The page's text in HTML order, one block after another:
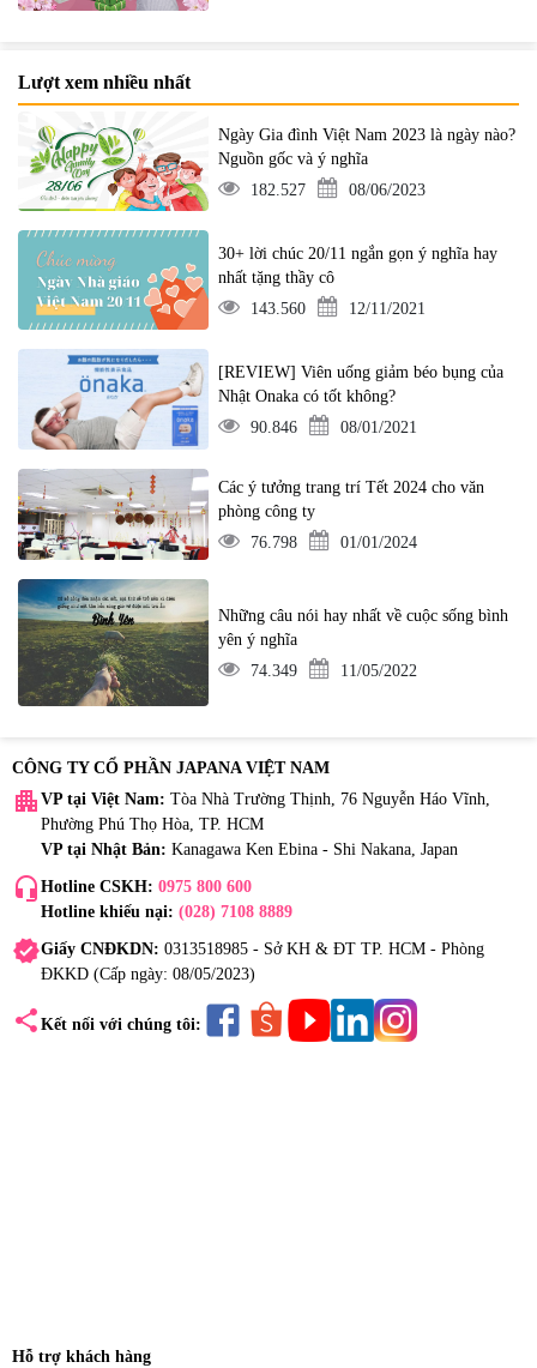
Lượt xem nhiều nhất
Ngày Gia đình Việt Nam 2023 là ngày nào?
Nguồn gốc và ý nghĩa
182.527
08/06/2023
30+ lời chúc 20/11 ngắn gọn ý nghĩa hay
nhất tặng thầy cô
143.560
12/11/2021
[REVIEW] Viên uống giảm béo bụng của
Nhật Onaka có tốt không?
90.846
08/01/2021
Các ý tưởng trang trí Tết 2024 cho văn
phòng công ty
76.798
01/01/2024
Những câu nói hay nhất về cuộc sống bình
yên ý nghĩa
74.349
11/05/2022
CÔNG TY CỔ PHẦN JAPANA VIỆT NAM
apartment VP tại Việt Nam: Tòa Nhà Trường Thịnh, 76 Nguyễn Háo Vĩnh,
Phường Phú Thọ Hòa, TP. HCM
VP tại Nhật Bản: Kanagawa Ken Ebina - Shi Nakana, Japan
headset_mic Hotline CSKH: 0975 800 600
Hotline khiếu nại: (028) 7108 8889
verifiedGiấy CNĐKDN: 0313518985 - Sở KH & ĐT TP. HCM - Phòng
ĐKKD (Cấp ngày: 08/05/2023)
share Kết nối với chúng tôi:
Hỗ trợ khách hàng